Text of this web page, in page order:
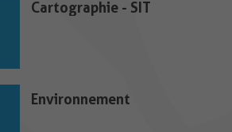
Cartographie - SIT
Environnement